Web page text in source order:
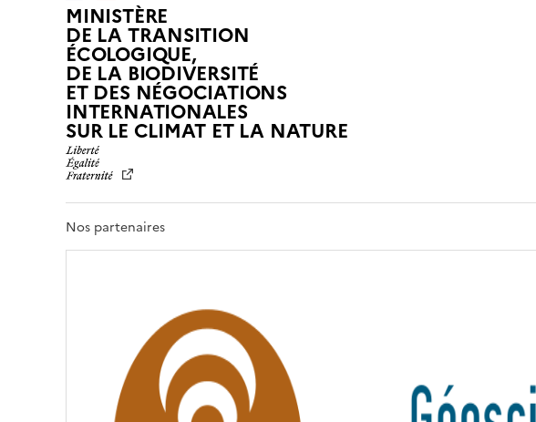
MINISTÈRE
DE LA TRANSITION
ÉCOLOGIQUE,
DE LA BIODIVERSITÉ
ET DES NÉGOCIATIONS
INTERNATIONALES
SUR LE CLIMAT ET LA NATUREL
R
É
Nos partenaires